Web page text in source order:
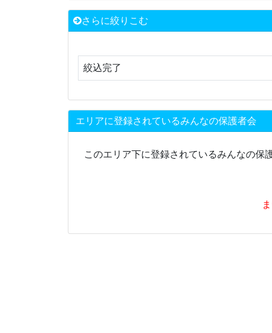
さらに絞りこむ
絞込完了
エリアに登録されているみんなの保護者会
このエリア下に登録されているみんなの保